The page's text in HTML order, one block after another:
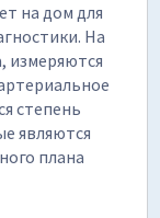
на дом для
На
измеряются
степень
являются
плана